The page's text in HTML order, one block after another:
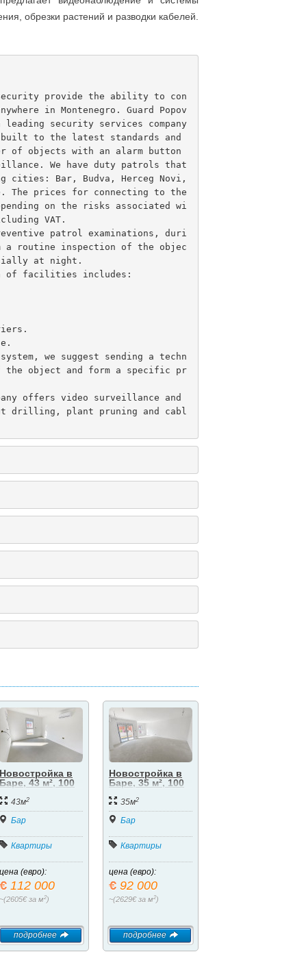
обрезки растений и разводки кабелей.
provide the ability to con
in Montenegro. Guard Popov
security services company
built to the latest standards and
of objects with an alarm button
We have duty patrols that
cities: Bar, Budva, Herceg Novi,
The prices for connecting to the
on the risks associated wi
VAT.
patrol examinations, duri
a routine inspection of the objec
at night.
of facilities includes:
we suggest sending a techn
the object and form a specific pr
offers video surveillance and
drilling, plant pruning and cabl
Новостройка в
Баре, 43 м², 100
43м2
Бар
Квартиры
цена (евро):
112 000
~(2605€ за м2)
подробнее
Новостройка в
Баре, 35 м², 100
35м2
Бар
Квартиры
цена (евро):
92 000
~(2629€ за м2)
подробнее